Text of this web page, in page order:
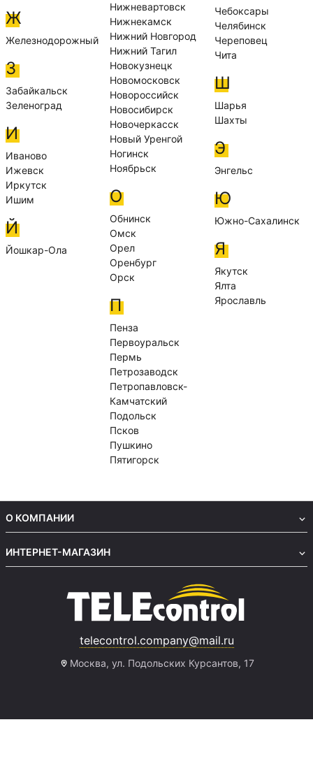
Ж
Железнодорожный
З
Забайкальск
Зеленоград
И
Иваново
Ижевск
Иркутск
Ишим
Й
Йошкар-Ола
Нижневартовск
Нижнекамск
Нижний Новгород
Нижний Тагил
Новокузнецк
Новомосковск
Новороссийск
Новосибирск
Новочеркасск
Новый Уренгой
Ногинск
Ноябрьск
О
Обнинск
Омск
Орел
Оренбург
Орск
П
Пенза
Первоуральск
Пермь
Петрозаводск
Петропавловск-
Камчатский
Подольск
Псков
Пушкино
Пятигорск
Чебоксары
Челябинск
Череповец
Чита
Ш
Шарья
Шахты
Э
Энгельс
Ю
Южно-Сахалинск
Я
Якутск
Ялта
Ярославль
О КОМПАНИИ
ИНТЕРНЕТ-МАГАЗИН
telecontrol.company@mail.ru
Москва, ул. Подольских Курсантов, 17